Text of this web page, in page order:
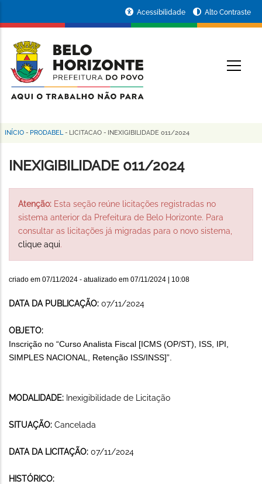
conteúdo
principal
da
Prefeitura
de
Horizonte
Acessibilidade Alto Contraste
Trilha
de
INÍCIO - PRODABEL - LICITACAO - INEXIGIBILIDADE 011/2024
INEXIGIBILIDADE 011/2024
Atenção: Esta seção reúne licitações registradas no
sistema anterior da Prefeitura de Belo Horizonte. Para
consultar as licitações já migradas para o novo sistema,
clique aqui.
criado em 07/11/2024 - atualizado em 07/11/2024 | 10:08
DATA DA PUBLICAÇÃO: 07/11/2024
OBJETO:
Inscrição no “Curso Analista Fiscal [ICMS (OP/ST), ISS, IPI,
SIMPLES NACIONAL, Retenção ISS/INSS]”.
MODALIDADE: Inexigibilidade de Licitação
SITUAÇÃO: Cancelada
DATA DA LICITAÇÃO: 07/11/2024
HISTÓRICO: